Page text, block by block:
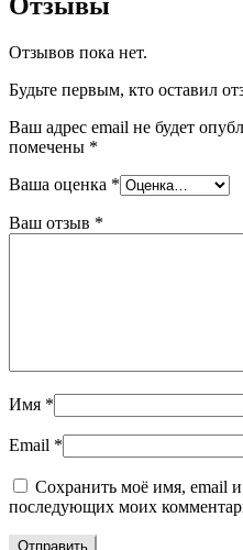
Отзывов пока нет.
Будьте первым, кто оставил
Ваш адрес email не будет
помечены *
Ваша оценка *
Ваш отзыв *
Имя *
Email *
Сохранить моё имя, email и
последующих моих